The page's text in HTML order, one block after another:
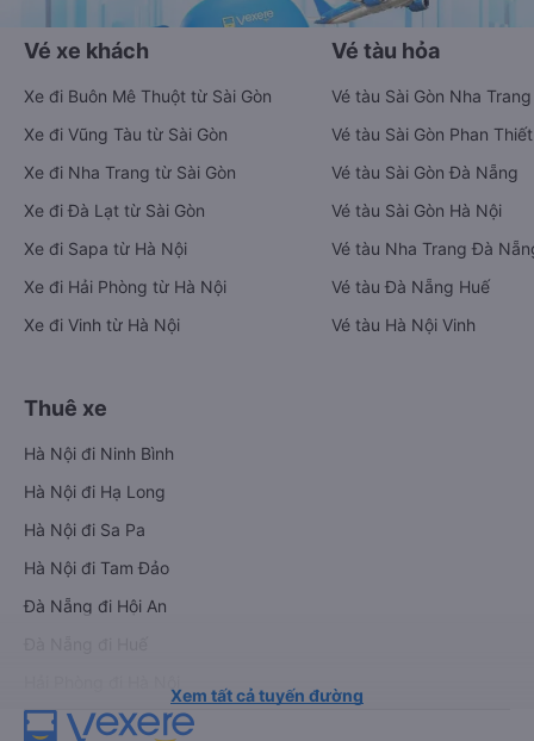
Vé xe khách
Xe đi Buôn Mê Thuột từ Sài Gòn
Xe đi Vũng Tàu từ Sài Gòn
Xe đi Nha Trang từ Sài Gòn
Xe đi Đà Lạt từ Sài Gòn
Xe đi Sapa từ Hà Nội
Xe đi Hải Phòng từ Hà Nội
Xe đi Vinh từ Hà Nội
Vé tàu hỏa
Vé tàu Sài Gòn Nha Trang
Vé tàu Sài Gòn Phan Thiết
Vé tàu Sài Gòn Đà Nẵng
Vé tàu Sài Gòn Hà Nội
Vé tàu Nha Trang Đà
Vé tàu Đà Nẵng Huế
Vé tàu Hà Nội Vinh
Thuê xe
Hà Nội đi Ninh Bình
Hà Nội đi Hạ Long
Hà Nội đi Sa Pa
Hà Nội đi Tam Đảo
Đà Nẵng đi Hội An
Xem tất cả tuyến đường